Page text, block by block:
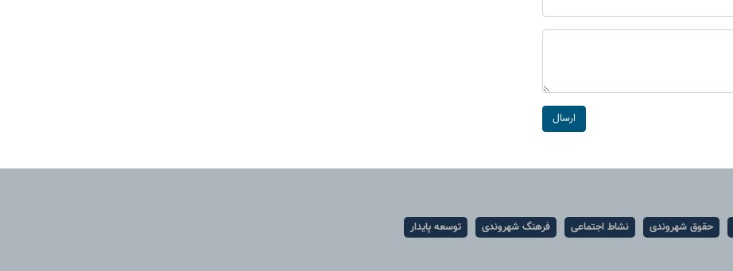
ارسال
حقوق شهروندی نشاط اجتماعی فرهنگ شهروندی
توسعه پایدار